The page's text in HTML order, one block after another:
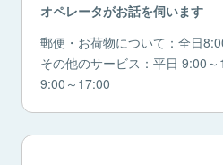
オペレータがお話を伺います
郵便・お荷物について：全日
その他のサービス：平日 9:00
9:00～17:00